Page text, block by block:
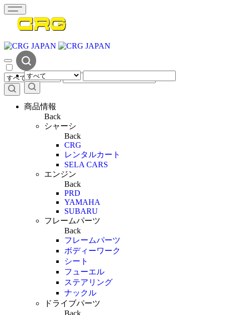
商品情報
Back
シャーシ
Back
CRG
レンタルカート
SELA CARS
エンジン
Back
PRD
YAMAHA
SUBARU
フレームパーツ
Back
フレームパーツ
ボディーワーク
シート
フューエル
ステアリング
ナックル
ドライブパーツ
Back